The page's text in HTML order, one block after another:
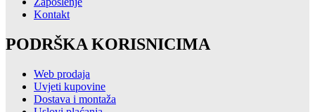
Kontakt
PODRŠKA KORISNICIMA
Web prodaja
Uvjeti kupovine
Dostava i montaža